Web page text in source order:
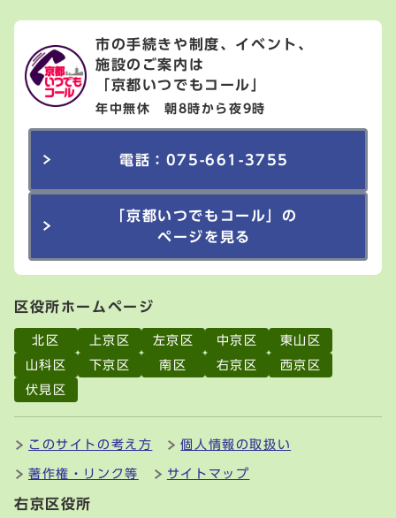
市の手続きや制度、イベント、
施設のご案内は
「京都いつでもコール」
年中無休 朝8時から夜9時
電話：075-661-3755
「京都いつでもコール」の
ページを見る
区役所ホームページ
北区 上京区 左京区 中京区
東山区
山科区
下京区 南区 右京区
西京区
伏見区
このサイトの考え方 個人情報の取扱い
著作権・リンク等 サイトマップ
右京区役所